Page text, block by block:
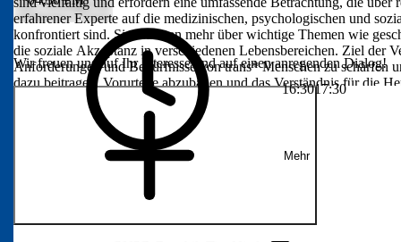
In
trans*
die soziale
es, das
16:3017:30
erfahrener Experte auf die medizinischen, psychologischen und
konfrontiert sind. Sie erfahren mehr über wichtige Themen wie
die soziale Akzeptanz in verschiedenen Lebensbereichen. Ziel der
Anforderungen und Bedürfnisse von trans* Menschen zu schärfen
dazu beitragen, Vorurteile abzubauen und das Verständnis für die
Wir freuen uns auf Ihr Interesse und auf einen anregenden Dialog!
Mehr